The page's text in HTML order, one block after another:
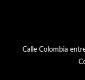
Calle Colombia